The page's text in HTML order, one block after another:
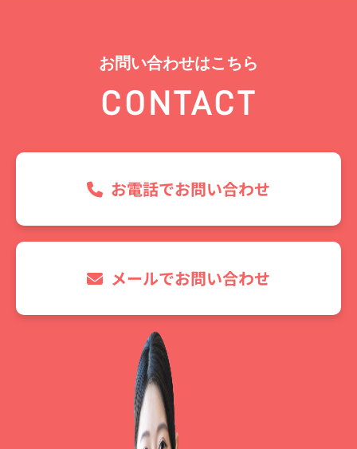
お問い合わせはこちら
CONTACT
お電話でお問い合わせ
メールでお問い合わせ